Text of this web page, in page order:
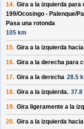
14. Gira a la izquierda para
199/Ocosingo - Palenque/
Pasa una rotonda
105 km
15. Gira a la izquierda hacia
16. Gira a la derecha para
17. Gira a la derecha 28.5
18. Gira a la izquierda. 37.8
19. Gira ligeramente a la
20. Gira a la izquierda hacia